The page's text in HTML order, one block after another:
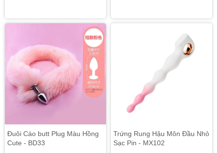
Đuôi Cáo butt Plug Màu Hồng
Cute - BD33
Trứng Rung Hậu Môn Đầu Nhỏ
Sạc Pin - MX102